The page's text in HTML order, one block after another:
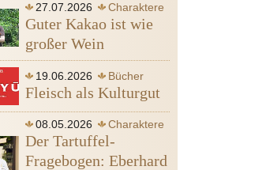
27.07.2026 Charaktere
Guter Kakao ist wie
großer Wein
19.06.2026 Bücher
Fleisch als Kulturgut
08.05.2026 Charaktere
Der Tartuffel-
Fragebogen: Eberhard